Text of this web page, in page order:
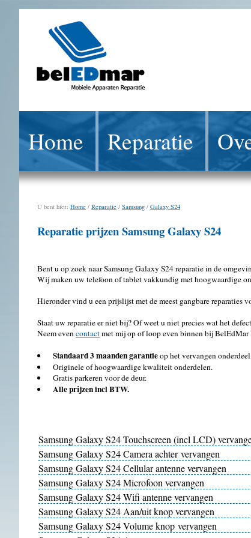
Home Reparatie
U bent hier: Home / Reparatie / Samsung / Galaxy S24
Reparatie prijzen Samsung Galaxy S24
Bent u op zoek naar Samsung Galaxy S24 reparatie in de
Wij maken uw telefoon of tablet vakkundig met hoogwaardige
Hieronder vind u een prijslijst met de meest gangbare reparaties
Staat uw reparatie er niet bij? Of weet u niet precies wat het
Neem evencontactmet mij op of loop even binnen bij
Standaard 3 maanden garantieop het vervangen
Originele of hoogwaardige kwaliteit onderdelen.
Gratis parkeren voor de deur.
Alle prijzen incl BTW.
Samsung Galaxy S24 Touchscreen (incl LCD)
Samsung Galaxy S24 Camera achter vervangen
Samsung Galaxy S24 Cellular antenne vervangen
Samsung Galaxy S24 Microfoon vervangen
Samsung Galaxy S24 Wifi antenne vervangen
Samsung Galaxy S24 Aan/uit knop vervangen
Samsung Galaxy S24 Volume knop vervangen